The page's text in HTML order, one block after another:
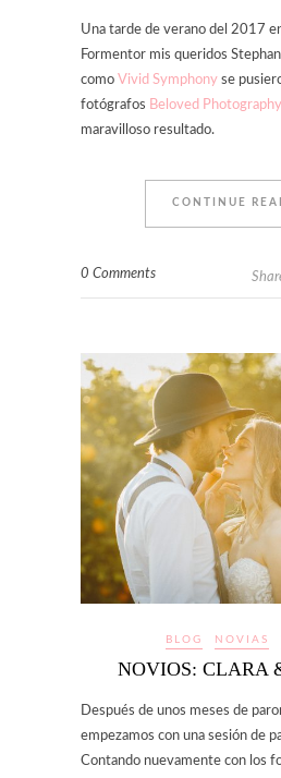
Una tarde de verano del 2017
Formentor mis queridos
como Vivid Symphony se
fotógrafos Beloved Photography
maravilloso resultado.
CONTINUE
0 Comments
BLOG NOVIAS
NOVIOS: CLARA
Después de unos meses de
empezamos con una sesión de
Contando nuevamente con los